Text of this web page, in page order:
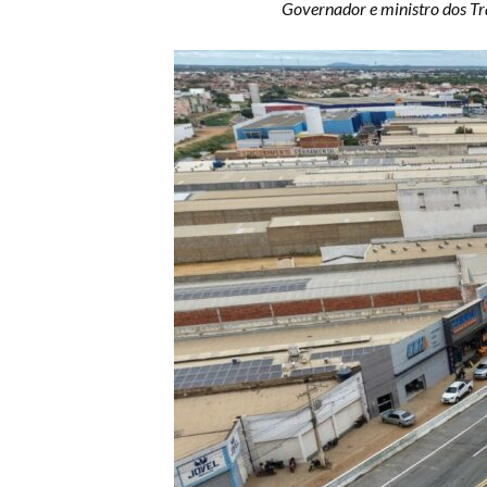
Governador e ministro dos